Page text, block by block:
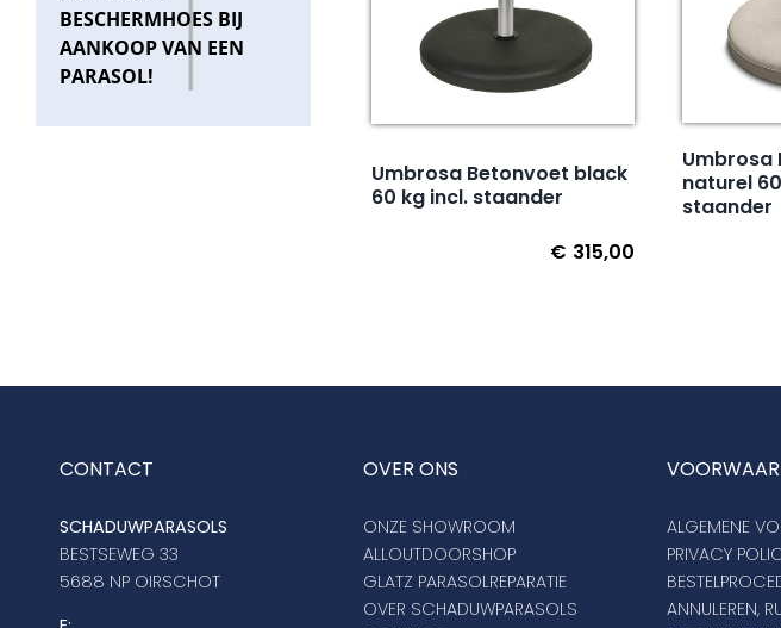
Umbrosa Betonvoet black
60 kg incl. staander
€ 315,00
Umbrosa
naturel
staander
BESCHERMHOES BIJ
AANKOOP VAN EEN
PARASOL!
CONTACT
SCHADUWPARASOLS
BESTSEWEG 33
5688 NP OIRSCHOT
OVER ONS
ONZE SHOWROOM
ALLOUTDOORSHOP
GLATZ PARASOLREPARATIE
OVER SCHADUWPARASOLS
ALGEMENE
PRIVACY
ANNULEREN,